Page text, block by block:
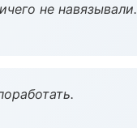
не навязывали.